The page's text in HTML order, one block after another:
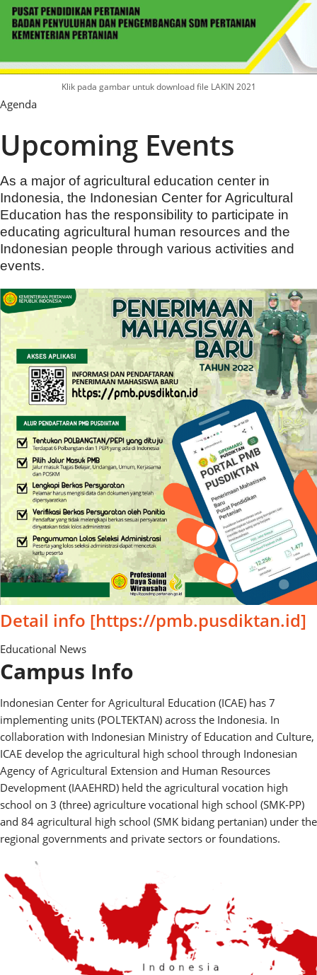
Klik pada gambar untuk download file LAKIN 2021
Agenda
Upcoming Events
As a major of agricultural education center in
Indonesia, the Indonesian Center for Agricultural
Education has the responsibility to participate in
educating agricultural human resources and the
Indonesian people through various activities and
events.
Detail info [https://pmb.pusdiktan.id]
Educational News
Campus Info
Indonesian Center for Agricultural Education (ICAE) has 7
implementing units (POLTEKTAN) across the Indonesia. In
collaboration with Indonesian Ministry of Education and Culture,
ICAE develop the agricultural high school through Indonesian
Agency of Agricultural Extension and Human Resources
Development (IAAEHRD) held the agricultural vocation high
school on 3 (three) agriculture vocational high school (SMK-PP)
and 84 agricultural high school (SMK bidang pertanian) under the
regional governments and private sectors or foundations.